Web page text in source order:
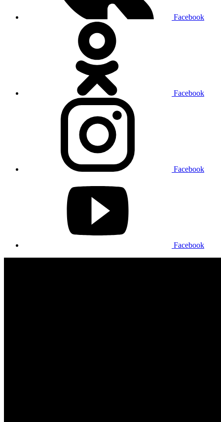
Facebook
Facebook
Facebook
Facebook